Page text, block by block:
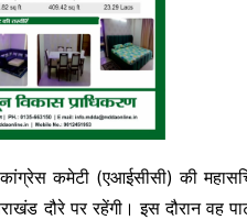
कमेटी (एआईसीसी) की
दौरे पर रहेंगी। इस दौरान वह